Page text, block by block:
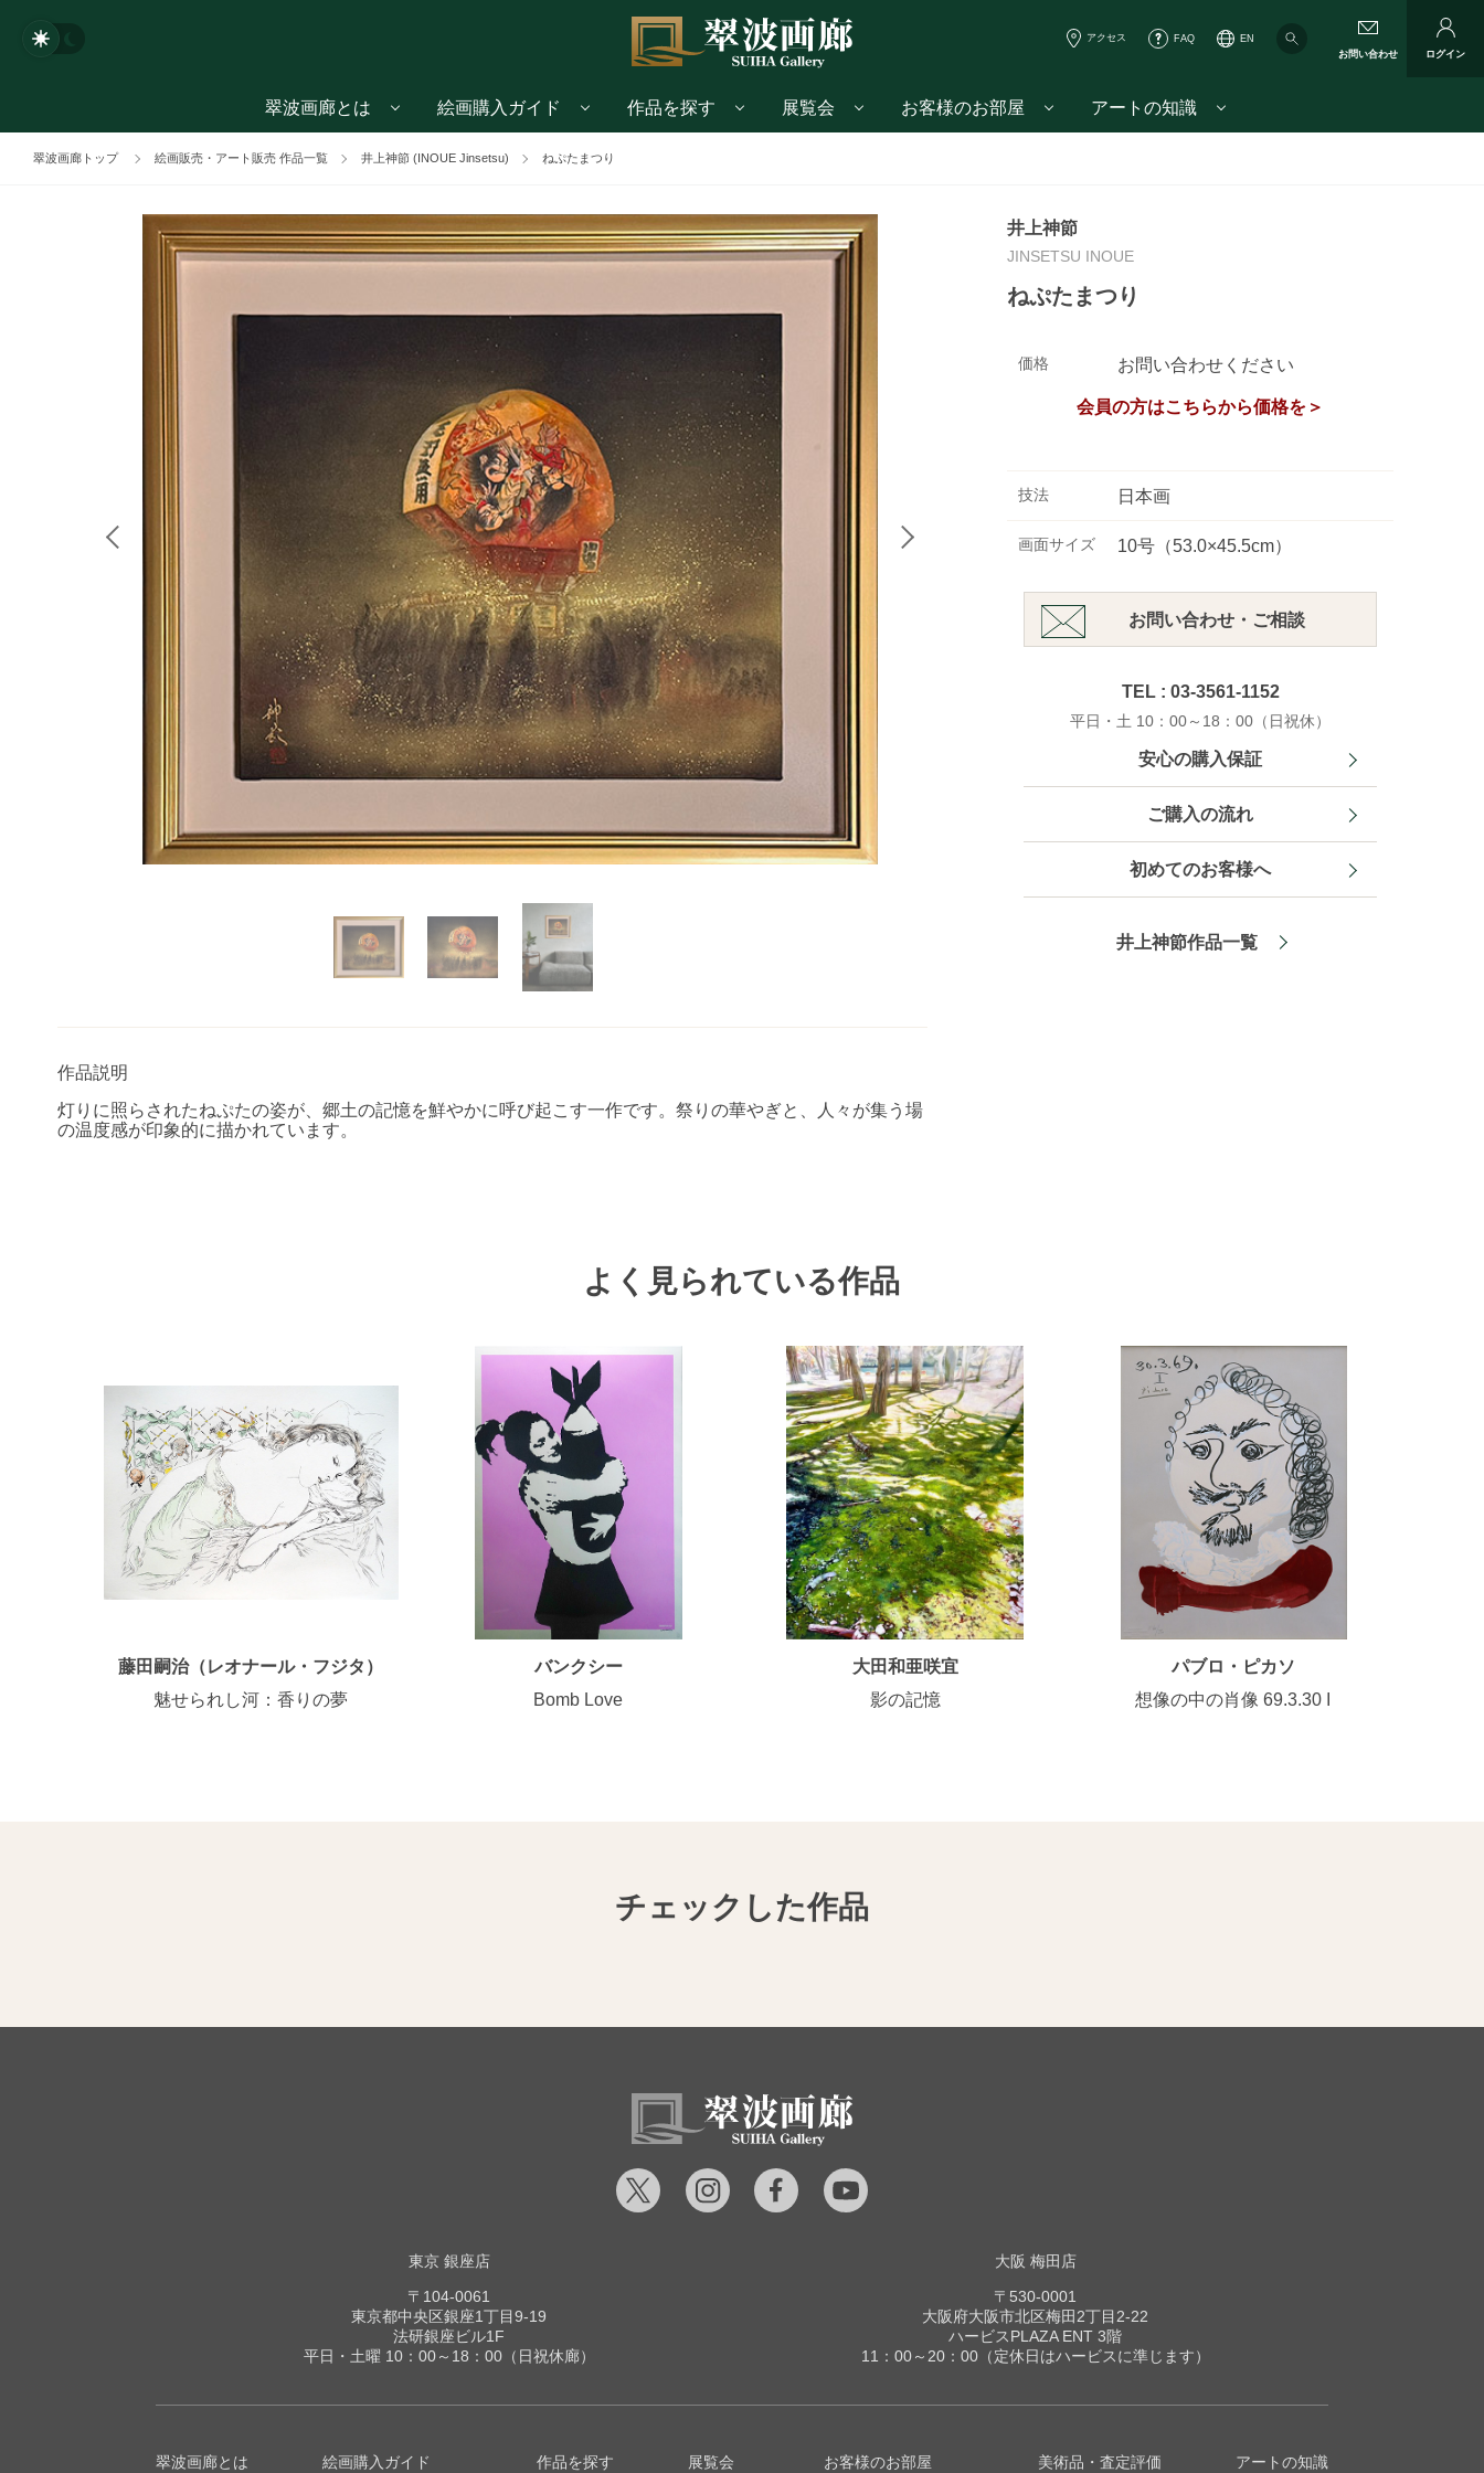
アクセス FAQ
EN
お問い合わせ
ログイン
翠波画廊とは 絵画購入ガイド 作品を探す 展覧会 お客様のお部屋 アートの知識
翠波画廊トップ 絵画販売・アート販売 作品一覧 井上神節 (INOUE Jinsetsu) ねぷたまつり
作品説明
灯りに照らされたねぷたの姿が、郷土の記憶を鮮やかに呼び起こす一作です。祭りの華やぎと、人々が集う場
の温度感が印象的に描かれています。
井上神節
JINSETSU INOUE
ねぷたまつり
価格 お問い合わせください
会員の方はこちらから価格を＞
技法 日本画
画面サイズ 10号（53.0×45.5cm）
お問い合わせ・ご相談
TEL : 03-3561-1152
平日・土 10：00～18：00（日祝休）
安心の購入保証
ご購入の流れ
初めてのお客様へ
井上神節作品一覧
よく見られている作品
藤田嗣治（レオナール・フジタ）
魅せられし河：香りの夢
バンクシー
Bomb Love
大田和亜咲宜
影の記憶
パブロ・ピカソ
想像の中の肖像 69.3.30 I
チェックした作品
東京 銀座店
〒104-0061
東京都中央区銀座1丁目9-19
法研銀座ビル1F
平日・土曜 10：00～18：00（日祝休廊）
大阪 梅田店
〒530-0001
大阪府大阪市北区梅田2丁目2-22
ハービスPLAZA ENT 3階
11：00～20：00（定休日はハービスに準じます）
翠波画廊とは 絵画購入ガイド 作品を探す 展覧会 お客様のお部屋 美術品・査定評価 アートの知識